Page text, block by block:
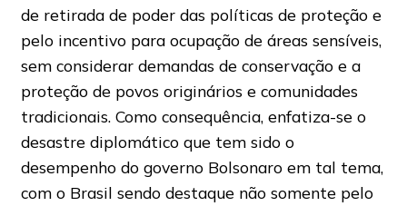
de retirada de poder das políticas de proteção e
pelo incentivo para ocupação de áreas sensíveis,
sem considerar demandas de conservação e a
proteção de povos originários e comunidades
tradicionais. Como consequência, enfatiza-se o
desastre diplomático que tem sido o
desempenho do governo Bolsonaro em tal tema,
com o Brasil sendo destaque não somente pelo